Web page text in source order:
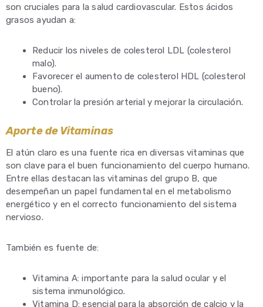
son cruciales para la salud cardiovascular. Estos ácidos
grasos ayudan a:
Reducir los niveles de colesterol LDL (colesterol
malo).
Favorecer el aumento de colesterol HDL (colesterol
bueno).
Controlar la presión arterial y mejorar la circulación.
Aporte de Vitaminas
El atún claro es una fuente rica en diversas vitaminas que
son clave para el buen funcionamiento del cuerpo humano.
Entre ellas destacan las vitaminas del grupo B, que
desempeñan un papel fundamental en el metabolismo
energético y en el correcto funcionamiento del sistema
nervioso.
También es fuente de:
Vitamina A: importante para la salud ocular y el
sistema inmunológico.
Vitamina D: esencial para la absorción de calcio y la